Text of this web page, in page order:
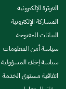
الفوترة الإلكترونية
المشاركة الإلكترونية
البيانات المفتوحة
سياسة أمن المعلومات
سياسة إخلاء المسؤولية
اتفاقية مستوى الخدمة